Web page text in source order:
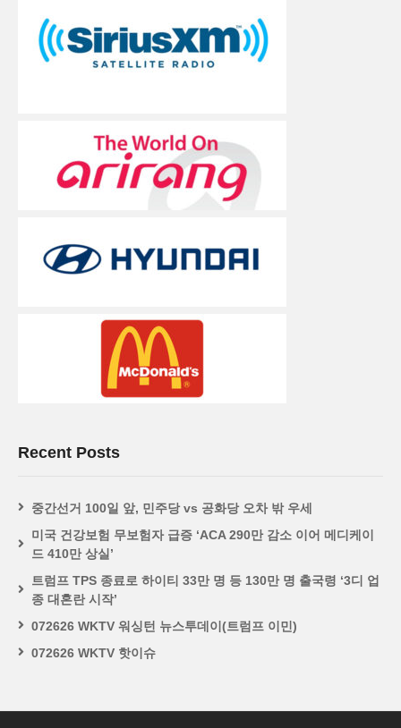
Recent Posts
중간선거 100일 앞, 민주당 vs 공화당 오차 밖 우세
미국 건강보험 무보험자 급증 ‘ACA 290만 감소 이어 메디케이
드 410만 상실’
트럼프 TPS 종료로 하이티 33만 명 등 130만 명 출국령 ‘3디 업
종 대혼란 시작’
072626 WKTV 워싱턴 뉴스투데이(트럼프 이민)
072626 WKTV 핫이슈